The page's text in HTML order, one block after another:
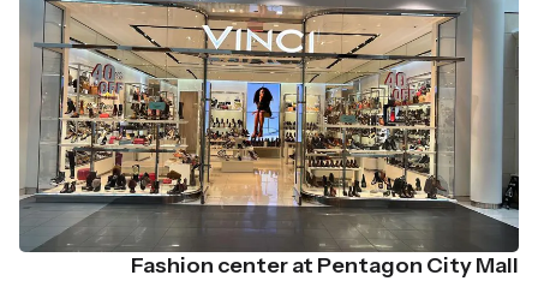
Fashion center at Pentagon City Mall